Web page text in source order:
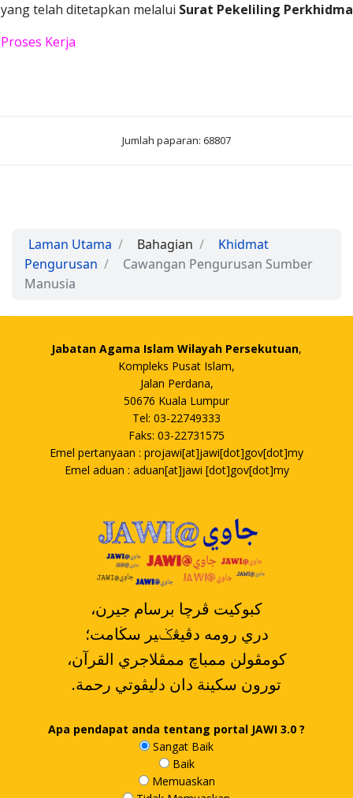
yang telah ditetapkan melalui Surat Pekeliling
Proses Kerja
Jumlah paparan: 68807
Laman Utama Bahagian
Khidmat
Pengurusan
Cawangan Pengurusan Sumber
Manusia
Jabatan Agama Islam Wilayah Persekutuan,
Kompleks Pusat Islam,
Jalan Perdana,
50676 Kuala Lumpur
Tel: 03-22749333
Faks: 03-22731575
Emel pertanyaan : projawi[at]jawi[dot]gov[dot]my
Emel aduan : aduan[at]jawi [dot]gov[dot]my
،کبوکيت ڤرچا برسام جيرن
دري رومه دڤيڠݢير سڬامت؛
،کومڤولن ممباچ ممڤلاجري القرآن
.تورون سکينة دان دليڤوتي رحمة
Apa pendapat anda tentang portal JAWI 3.0 ?
Sangat Baik
Baik
Memuaskan